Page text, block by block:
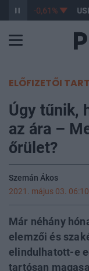
363,17 -0,61%
ELŐFIZETŐI
Úgy tűnik,
az ára –
őrület?
Szemán Ákos
2021. május 03. 06:10
Már néhány
elemzői és
elindulhatott-e
tartósan